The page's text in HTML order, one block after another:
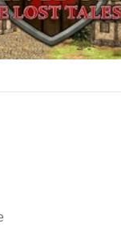
Arcade Racing